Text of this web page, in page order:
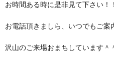
お時間ある時に是非見て下さい！！
お電話頂きましら、いつでもご案
沢山のご来場おまちしています＾